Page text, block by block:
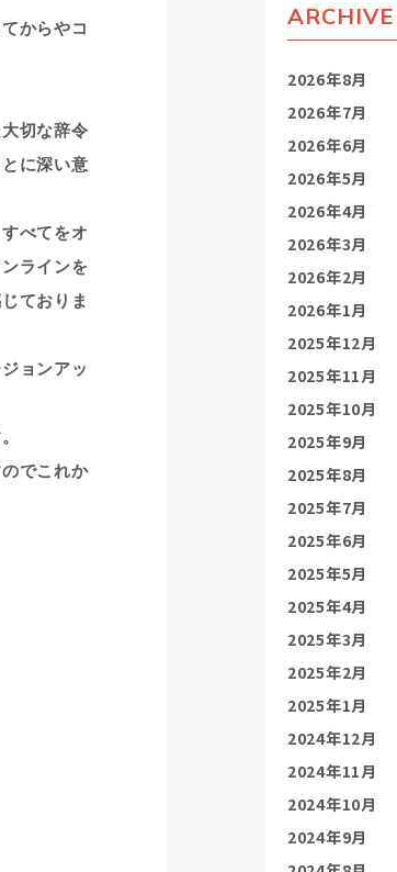
からやコ
切な辞令
に深い意
すべてをオ
ラインを
ておりま
ョンアッ
でこれか
ARCHIVE
2026年8月
2026年7月
2026年6月
2026年5月
2026年4月
2026年3月
2026年2月
2026年1月
2025年12月
2025年11月
2025年10月
2025年9月
2025年8月
2025年7月
2025年6月
2025年5月
2025年4月
2025年3月
2025年2月
2025年1月
2024年12月
2024年11月
2024年10月
2024年9月